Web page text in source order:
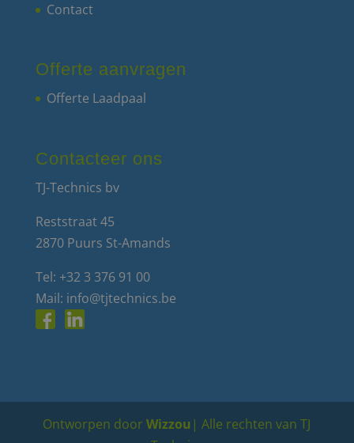
Contact
Offerte aanvragen
Offerte Laadpaal
Contacteer ons
TJ-Technics bv
Reststraat 45
2870 Puurs St-Amands
Tel: +32 3 376 91 00
Mail: info@tjtechnics.be
Ontworpen doorWizzou | Alle rechten van TJ